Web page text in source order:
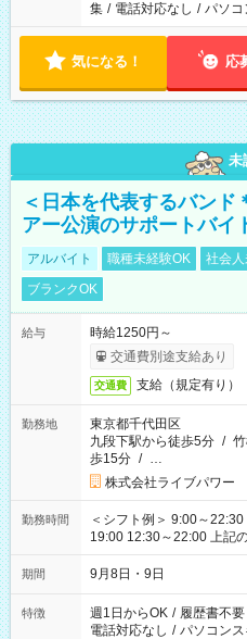
集 / 電話対応なし / パソコ
気になる！ 応
未
＜日本を代表するバンド
アー公演のサポートバイ
アルバイト 職種未経験OK 社会
ブランクOK
給与
時給1250円～
交通費別途支給あり
交通費 支給（規定有り）
勤務地
東京都千代田区
九段下駅から徒歩5分 /
歩15分 / …
株式会社ライブパワー
勤務時間
＜シフト例＞ 9:00～
19:00 12:30～22:00 上記の時間から好きな時間を選べます！ ※
時間は変更となる可能性
期間 9月8日・9日
特徴 週1日からOK / 履歴書不要
電話対応なし / パソコン